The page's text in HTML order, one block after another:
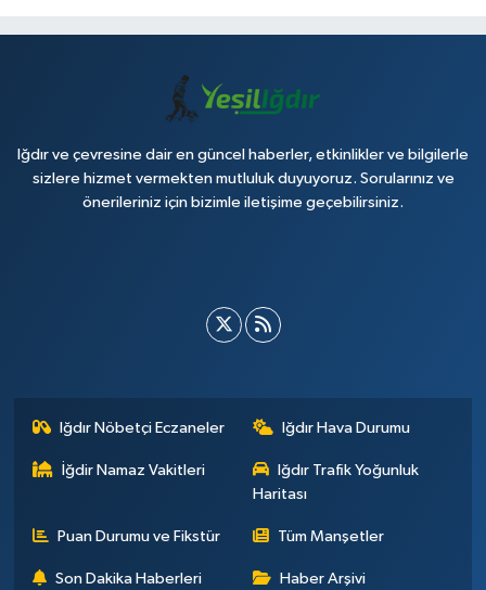
Iğdır ve çevresine dair en güncel haberler, etkinlikler ve bilgilerle
sizlere hizmet vermekten mutluluk duyuyoruz. Sorularınız ve
önerileriniz için bizimle iletişime geçebilirsiniz.
Iğdır Nöbetçi Eczaneler Iğdır Hava Durumu
İğdir Namaz Vakitleri
Iğdır Trafik Yoğunluk
Haritası
Puan Durumu ve Fikstür Tüm Manşetler
Son Dakika Haberleri Haber Arşivi